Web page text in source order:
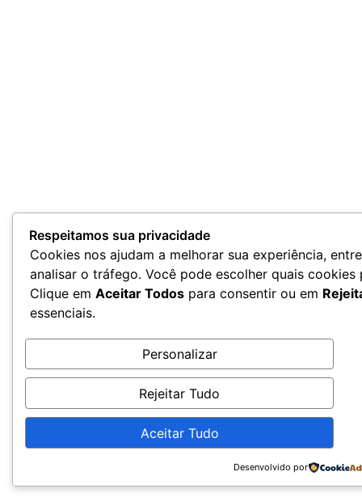
Respeitamos sua privacidade
Cookies nos ajudam a melhorar sua experiência,
analisar o tráfego. Você pode escolher quais
Clique em Aceitar Todos para consentir ou em
essenciais.
Personalizar
Rejeitar Tudo
Aceitar Tudo
Desenvolvido por